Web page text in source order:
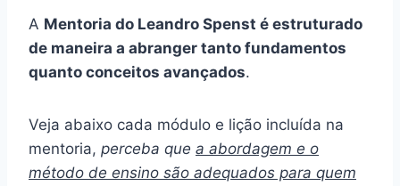
A Mentoria do Leandro Spenst é estruturado
de maneira a abranger tanto fundamentos
quanto conceitos avançados.
Veja abaixo cada módulo e lição incluída na
mentoria, perceba que a abordagem e o
método de ensino são adequados para quem